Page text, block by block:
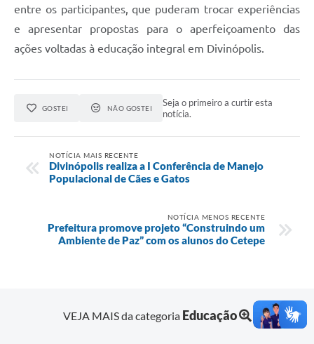
entre os participantes, que puderam trocar experiências
e apresentar propostas para o aperfeiçoamento das
ações voltadas à educação integral em Divinópolis.
GOSTEI NÃO GOSTEI
Seja o primeiro a curtir esta
notícia.
NOTÍCIA MAIS RECENTE
Divinópolis realiza a I Conferência de Manejo
Populacional de Cães e Gatos
NOTÍCIA MENOS RECENTE
Prefeitura promove projeto “Construindo um
Ambiente de Paz” com os alunos do Cetepe
VEJA MAIS da categoria Educação